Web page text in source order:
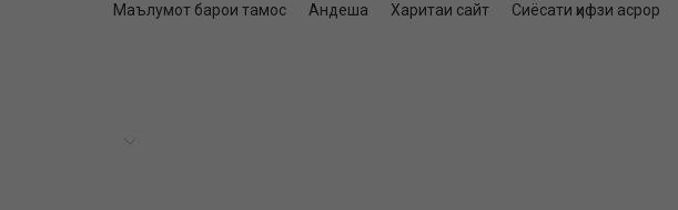
Маълумот барои тамос Андеша Харитаи сайт Сиёсати ҳифзи асрор